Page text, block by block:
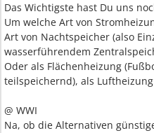
Das Wichtigste hast Du uns
Um welche Art von
Art von Nachtspeicher (also
wasserführendem
Oder als Flächenheizung
teilspeichernd), als Luftheizung
@ WWI
Na, ob die Alternativen